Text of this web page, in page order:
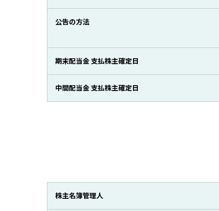
公告の方法
期末配当金 支払株主確定日
中間配当金 支払株主確定日
株主名簿管理人